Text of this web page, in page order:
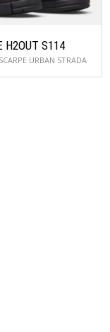
H2OUT S114
URBAN STRADA